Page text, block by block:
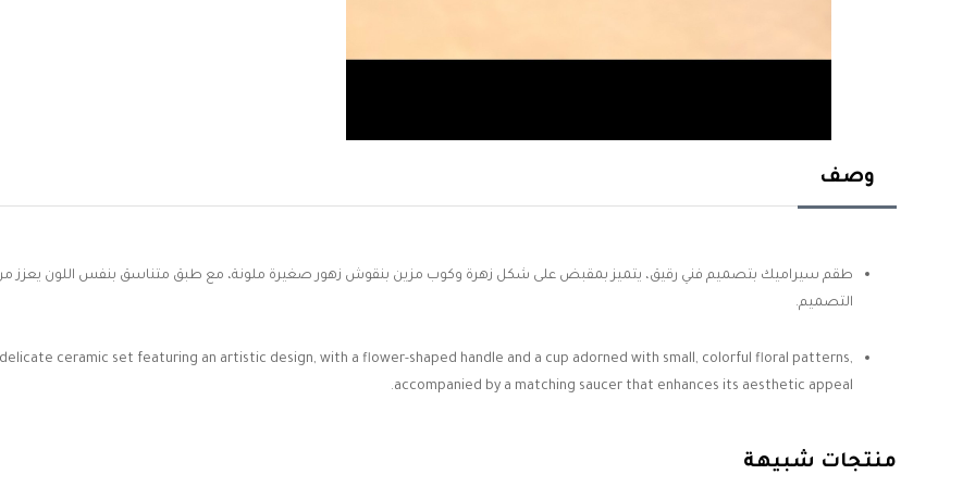
وصف
طقم سيراميك بتصميم فني رقيق، يتميز بمقبض على شكل زهرة وكوب مزين بنقوش زهور صغيرة ملونة، مع طبق متناسق بنفس اللون يعزز
التصميم.
ceramic set featuring an artistic design, with a flower-shaped handle and a cup adorned with small, colorful floral patterns,
accompanied by a matching saucer that enhances its aesthetic appeal.
منتجات شبيهة